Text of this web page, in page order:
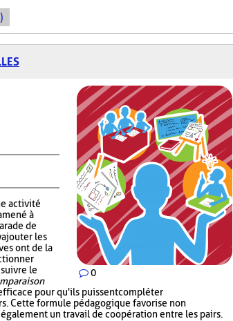
0
activité
à
de
ajouter les
ont de la
le
pour qu'ils puissent compléter
Cette formule pédagogique favorise non
un travail de coopération entre les pairs.